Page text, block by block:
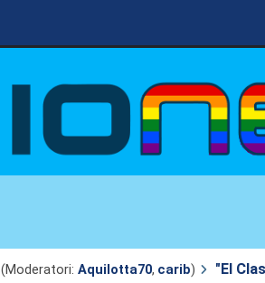
(Moderatori: Aquilotta70, carib) "El